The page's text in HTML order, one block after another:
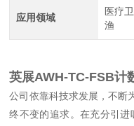
应用领域
医疗
渔
英展AWH-TC-FSB计
公司依靠科技求发展，不断
终不变的追求。在充分引